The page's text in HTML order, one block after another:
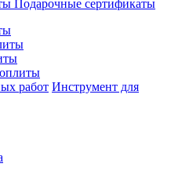
Подарочные сертификаты
Инструмент для